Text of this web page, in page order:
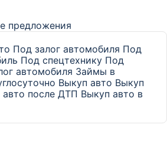
предложения
Под залог автомобиля Под
Под спецтехнику Под
автомобиля Займы в
Выкуп авто Выкуп
авто после ДТП Выкуп авто в